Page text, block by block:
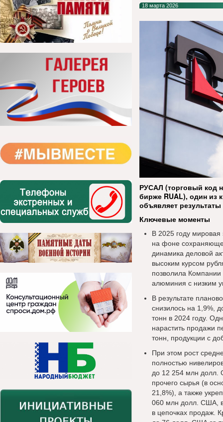
18 марта 2026
РУСАЛ (торговый код
бирже RUAL), один из
объявляет
Ключевые моменты
В 2025 году
на фоне
динамика деловой
высоким курсом
позволила
алюминия с низким
В результате
снизилось на 1,9%,
тонн в 2024 году.
нарастить продажи
тонн, продукции с
При этом рост
полностью
до 12 254 млн долл.
прочего сырья (в
21,8%), а также
060 млн долл. США, в
в цепочках продаж.